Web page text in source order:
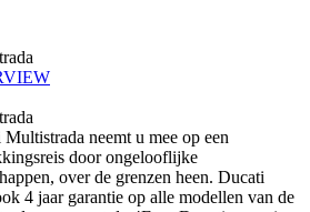
neemt u mee op een
door ongelooflijke
over de grenzen heen. Ducati
4 jaar garantie op alle modellen van de